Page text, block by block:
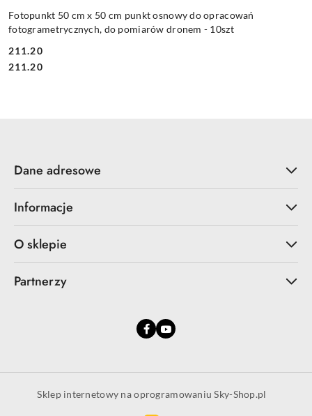
Fotopunkt 50 cm x 50 cm punkt osnowy do opracowań
fotogrametrycznych, do pomiarów dronem - 10szt
Cena:
211.20
Cena:
211.20
Dane adresowe
Informacje
O sklepie
Partnerzy
Sklep internetowy na oprogramowaniu Sky-Shop.pl